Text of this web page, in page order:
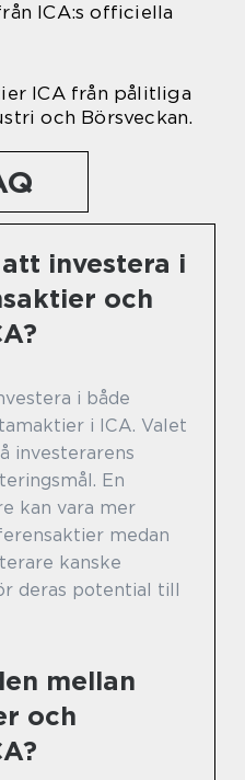
ICA:s officiella
ICA från pålitliga
och Börsveckan.
investera i
och
i både
i ICA. Valet
investerarens
En
kan vara mer
medan
kanske
deras potential till
mellan
och